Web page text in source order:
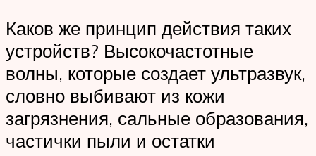
Каков же принцип действия таких
устройств? Высокочастотные
волны, которые создает ультразвук,
словно выбивают из кожи
загрязнения, сальные образования,
частички пыли и остатки